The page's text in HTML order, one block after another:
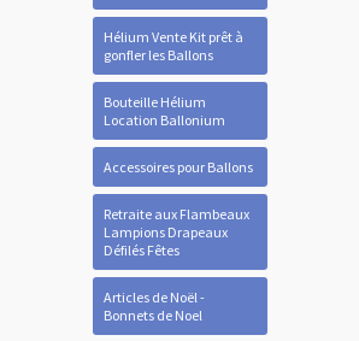
Hélium Vente Kit prêt à
gonfler les Ballons
Bouteille Hélium
Location Ballonium
Accessoires pour Ballons
Retraite aux Flambeaux
Lampions Drapeaux
Défilés Fêtes
Articles de Noël -
Bonnets de Noel